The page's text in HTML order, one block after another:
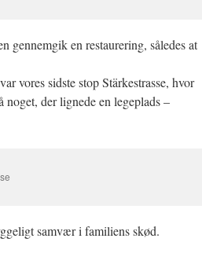
en restaurering, således at
vores sidste stop Stärkestrasse, hvor
der lignede en legeplads –
samvær i familiens skød.